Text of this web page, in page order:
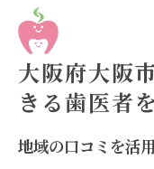
大阪府大阪
きる歯医者
地域の口コミを活